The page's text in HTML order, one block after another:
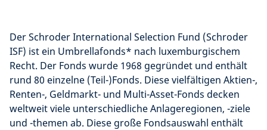
Der Schroder International Selection Fund (Schroder
ISF) ist ein Umbrellafonds* nach luxemburgischem
Recht. Der Fonds wurde 1968 gegründet und enthält
rund 80 einzelne (Teil-)Fonds. Diese vielfältigen Aktien-,
Renten-, Geldmarkt- und Multi-Asset-Fonds decken
weltweit viele unterschiedliche Anlageregionen, -ziele
und -themen ab. Diese große Fondsauswahl enthält